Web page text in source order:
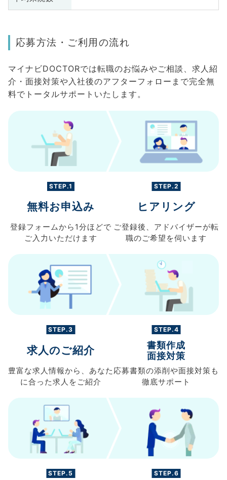
応募方法・ご利用の流れ
マイナビDOCTORでは転職のお悩みやご相談、求人紹
介・面接対策や入社後のアフターフォローまで完全無
料でトータルサポートいたします。
STEP.1
無料お申込み
登録フォームから 1分ほどで
ご入力 いただけます
STEP.2
ヒアリング
ご登録後、 アドバイザーが転
職のご希望を伺います
STEP.3
求人のご紹介
豊富な求人情報から、 あなた
に合った求人を ご紹介
STEP.4
書類作成
面接対策
応募書類の添削や面接対策も
徹底サポート
STEP.5 STEP.6